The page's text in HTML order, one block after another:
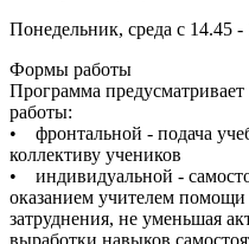
Понедельник, среда с 14.45 -
Формы работы
Программа
работы:
• фронтальной - подача
коллективу учеников
• индивидуальной -
оказанием учителем
затруднения, не уменьшая
выработки навыков